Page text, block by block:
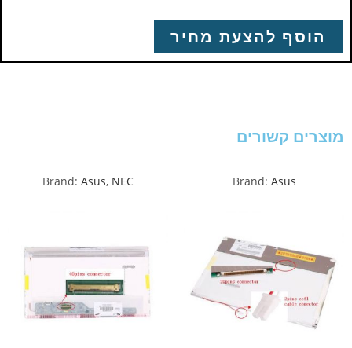
הוסף להצעת מחיר
מוצרים קשורים
Brand: Asus
Brand: Asus, NEC